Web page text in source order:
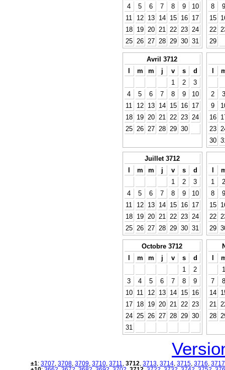
4
5 6 7 8 9
10
11
12 13 14 15 16
17
18
19 20 21 22 23
24
25
26 27 28 29 30 31
8
9
15
22
29
Avril 3712
l
m m j v s
d
1
2
3
4
5 6 7 8 9
10
11
12 13 14 15 16
17
18
19 20 21 22 23
24
25
26 27 28 29 30
l
2
3
9
16
23
30
Juillet 3712
l
m m j v s
d
1
2
3
4
5 6 7 8 9
10
11
12 13 14 15 16
17
18
19 20 21 22 23
24
25
26 27 28 29 30 31
l
1
2
8
9
15
22
29
Octobre 3712
l
m m j v s
d
1
2
3
4 5 6 7 8
9
10
11 12 13 14 15
16
17
18 19 20 21 22
23
24
25 26 27 28 29 30
31
l
1
7
8
14
21
28
±1: 3707 3708 3709 3710 3711 3712 3713 3714 3715 3716 3717